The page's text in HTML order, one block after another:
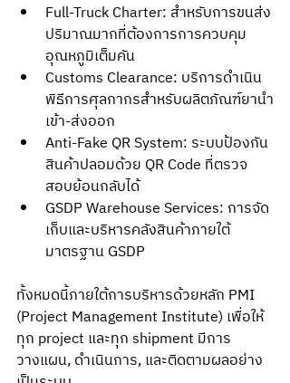
Full-Truck Charter: สำหรับการขนส่ง
ปริมาณมากที่ต้องการการควบคุม
อุณหภูมิเต็มคัน
Customs Clearance: บริการดำเนิน
พิธีการศุลกากรสำหรับผลิตภัณฑ์ยานำ
เข้า-ส่งออก
Anti-Fake QR System: ระบบป้องกัน
สินค้าปลอมด้วย QR Code ที่ตรวจ
สอบย้อนกลับได้
GSDP Warehouse Services: การจัด
เก็บและบริหารคลังสินค้าภายใต้
มาตรฐาน GSDP
ทั้งหมดนี้ภายใต้การบริหารด้วยหลัก PMI
(Project Management Institute) เพื่อให้
ทุก project และทุก shipment มีการ
วางแผน, ดำเนินการ, และติดตามผลอย่าง